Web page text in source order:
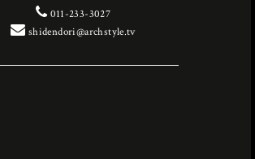
011-233-3027
shidendori@archstyle.tv